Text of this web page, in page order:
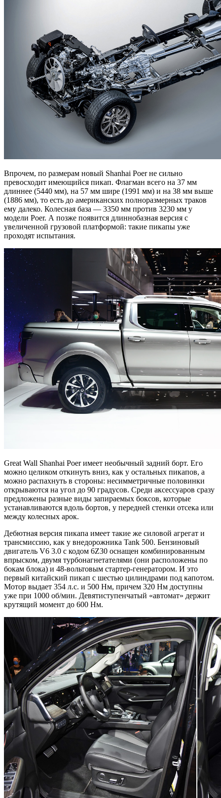
Впрочем, по размерам новый Shanhai Poer не сильно
превосходит имеющийся пикап. Флагман всего на 37 мм
длиннее (5440 мм), на 57 мм шире (1991 мм) и на 38 мм выше
(1886 мм), то есть до американских полноразмерных траков
ему далеко. Колесная база — 3350 мм против 3230 мм у
модели Poer. А позже появится длиннобазная версия с
увеличенной грузовой платформой: такие пикапы уже
проходят испытания.
Great Wall Shanhai Poer имеет необычный задний борт. Его
можно целиком откинуть вниз, как у остальных пикапов, а
можно распахнуть в стороны: несимметричные половинки
открываются на угол до 90 градусов. Среди аксессуаров сразу
предложены разные виды запираемых боксов, которые
устанавливаются вдоль бортов, у передней стенки отсека или
между колесных арок.
Дебютная версия пикапа имеет такие же силовой агрегат и
трансмиссию, как у внедорожника Tank 500. Бензиновый
двигатель V6 3.0 с кодом 6Z30 оснащен комбинированным
впрыском, двумя турбонагнетателями (они расположены по
бокам блока) и 48-вольтовым стартер-генератором. И это
первый китайский пикап с шестью цилиндрами под капотом.
Мотор выдает 354 л.с. и 500 Нм, причем 320 Нм доступны
уже при 1000 об/мин. Девятиступенчатый «автомат» держит
крутящий момент до 600 Нм.